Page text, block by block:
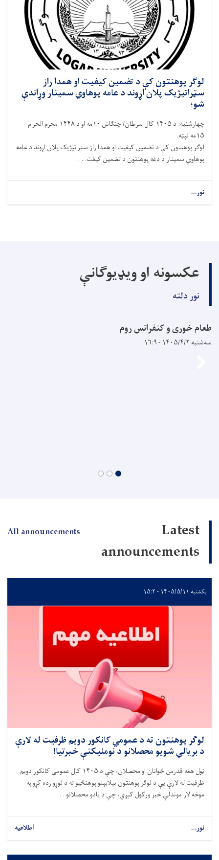
لوګر پوهنتون کې د تضمین کیفیت او همدا راز
سټراتیژیک پلان اړوند د عامه پوهاوي سمینار وړاندې
شو؛
چهارشنبه: د ۱۴۰۵ کال سرطان/ چنګاښ ۱۰مه او د ۱۴۴۸ محرم الحرام
۱۵مه نېټه.
لوګر پوهنتون کې د تضمین کیفیت او همدا راز سټراتیژیک پلان اړوند د عامه
پوهاوي سمینار د دغه پوهنتون د تضمین کیفت. . .
نور...
عکسونه او ویډیوګانې
نور دلته
طعام خوری و کنفرانس روم
سه‌شنبه ۱۴۰۵/۴/۲ - ۱۶:۹
Latest
announcements
All announcements
یکشنبه ۱۴۰۵/۵/۱۱ - ۱۵:۲
لوګر پوهنتون ته د عمومي کانکور دویم ظرفیت له لارې
د بریالي شویو محصلانو د نوملیکنې خبرتیا!
ټول هغه قدرمن ځوانان او محصلان، چې د ۱۴۰۵ کال عمومي کانکور دویم
ظرفیت له لارې یې د لوګر پوهنتون بېلابېلو پوهنځیو ته د لوړو زده کړو په
موخه لار موندلې خبر ورکول کېږي، چې د یادو محصلانو . . .
نور... اطلاعیه